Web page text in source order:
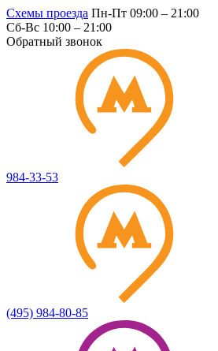
Схемы проезда Пн-Пт 09:00 – 21:00
Сб-Вс 10:00 – 21:00
Обратный звонок
984-33-53
(495) 984-80-85